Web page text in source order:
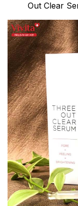
Out Clear